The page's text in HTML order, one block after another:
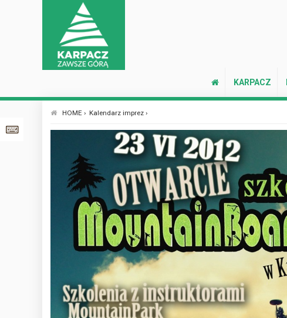
KARPACZ
HOME › Kalendarz imprez ›